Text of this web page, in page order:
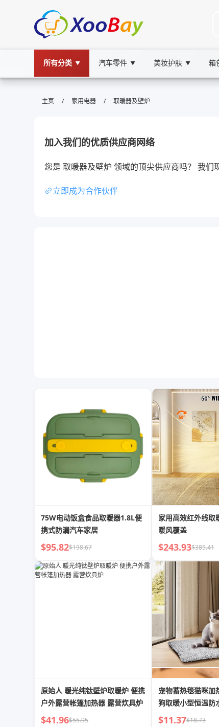
所有分类 ▼ 汽车零件 ▼ 美妆护肤 ▼ 箱
取暖器及壁炉 | XOOBAY B2B/
主页 / 家用电器 / 取暖器及壁炉
加入我们的优质供应商网络
您是 取暖器及壁炉 领域的顶尖供应商吗？ 我们
立即成为合作伙伴
75W电动饭盒食品取暖器1.8L便
携式防漏汽车家居
$95.82$198.67
家用高效红外线取
暖风覆盖
$243.93$385.41
原始人 暖光纯钛壁炉取暖炉 便携
户外露营帐篷加热器 露营炊具炉
$41.96$55.95
宠物蓄热毯猫咪加
狗取暖小型恒温防
子
$11.37$18.73